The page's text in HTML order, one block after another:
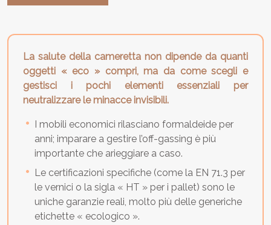
La salute della cameretta non dipende da quanti
oggetti « eco » compri, ma da come scegli e
gestisci i pochi elementi essenziali per
neutralizzare le minacce invisibili.
I mobili economici rilasciano formaldeide per
anni; imparare a gestire l’off-gassing è più
importante che arieggiare a caso.
Le certificazioni specifiche (come la EN 71.3 per
le vernici o la sigla « HT » per i pallet) sono le
uniche garanzie reali, molto più delle generiche
etichette « ecologico ».